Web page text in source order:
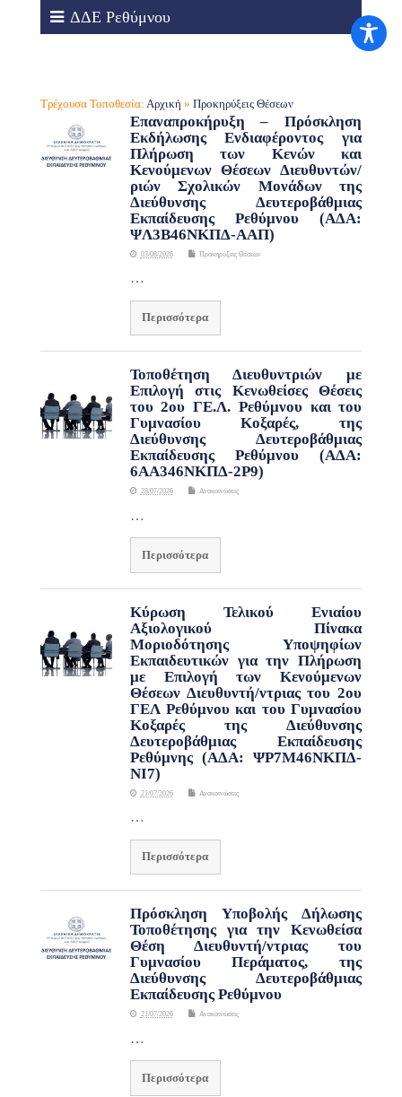
ΔΔΕ Ρεθύμνου
Τρέχουσα Τοποθεσία: Αρχική » Προκηρύξεις Θέσεων
Επαναπροκήρυξη – Πρόσκληση
Εκδήλωσης Ενδιαφέροντος για
Πλήρωση των Κενών και
Κενούμενων Θέσεων Διευθυντών/
ριών Σχολικών Μονάδων της
Διεύθυνσης Δευτεροβάθμιας
Εκπαίδευσης Ρεθύμνου (ΑΔΑ:
ΨΛ3Β46ΝΚΠΔ-ΑΑΠ)
03/08/2026 Προκηρύξεις Θέσεων
…
Περισσότερα
Τοποθέτηση Διευθυντριών με
Επιλογή στις Κενωθείσες Θέσεις
του 2ου ΓΕ.Λ. Ρεθύμνου και του
Γυμνασίου Κοξαρές, της
Διεύθυνσης Δευτεροβάθμιας
Εκπαίδευσης Ρεθύμνου (ΑΔΑ:
6ΑΑ346ΝΚΠΔ-2Ρ9)
28/07/2026 Ανακοινώσεις
…
Περισσότερα
Κύρωση Τελικού Ενιαίου
Αξιολογικού Πίνακα
Μοριοδότησης Υποψηφίων
Εκπαιδευτικών για την Πλήρωση
με Επιλογή των Κενούμενων
Θέσεων Διευθυντή/ντριας του 2ου
ΓΕΛ Ρεθύμνου και του Γυμνασίου
Κοξαρές της Διεύθυνσης
Δευτεροβάθμιας Εκπαίδευσης
Ρεθύμνης (ΑΔΑ: ΨΡ7Μ46ΝΚΠΔ-
ΝΙ7)
21/07/2026 Ανακοινώσεις
…
Περισσότερα
Πρόσκληση Υποβολής Δήλωσης
Τοποθέτησης για την Κενωθείσα
Θέση Διευθυντή/ντριας του
Γυμνασίου Περάματος, της
Διεύθυνσης Δευτεροβάθμιας
Εκπαίδευσης Ρεθύμνου
21/07/2026 Ανακοινώσεις
…
Περισσότερα